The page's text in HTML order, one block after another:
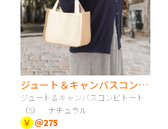
ジュート＆キャンバスコンビトート（S） ナチュラル
ジュート＆キャンバスコンビトート
（S） ナチュラル
￥ ＠275